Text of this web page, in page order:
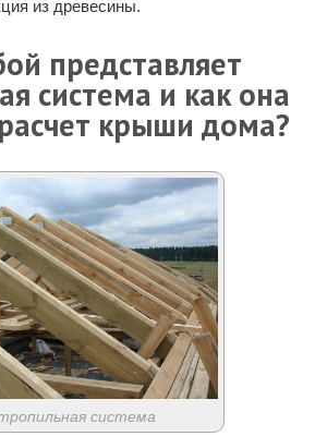
из древесины.
представляет
система и как она
крыши дома?
система